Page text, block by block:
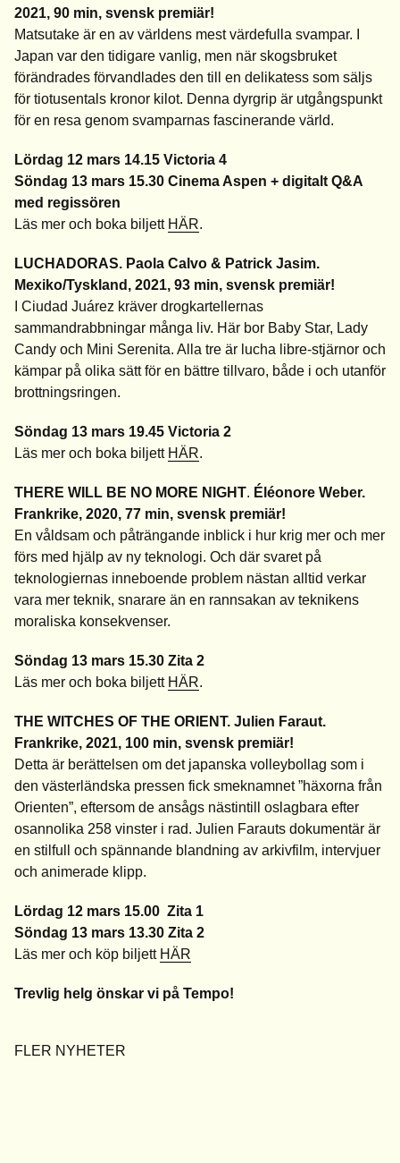
2021, 90 min, svensk premiär!
Matsutake är en av världens mest värdefulla svampar. I
Japan var den tidigare vanlig, men när skogsbruket
förändrades förvandlades den till en delikatess som säljs
för tiotusentals kronor kilot. Denna dyrgrip är utgångspunkt
för en resa genom svamparnas fascinerande värld.
Lördag 12 mars 14.15 Victoria 4
Söndag 13 mars 15.30 Cinema Aspen + digitalt Q&A
med regissören
Läs mer och boka biljett HÄR.
LUCHADORAS. Paola Calvo & Patrick Jasim.
Mexiko/Tyskland, 2021, 93 min, svensk premiär!
I Ciudad Juárez kräver drogkartellernas
sammandrabbningar många liv. Här bor Baby Star, Lady
Candy och Mini Serenita. Alla tre är lucha libre-stjärnor och
kämpar på olika sätt för en bättre tillvaro, både i och utanför
brottningsringen.
Söndag 13 mars 19.45 Victoria 2
Läs mer och boka biljett HÄR.
THERE WILL BE NO MORE NIGHT. Éléonore Weber.
Frankrike, 2020, 77 min, svensk premiär!
En våldsam och påträngande inblick i hur krig mer och mer
förs med hjälp av ny teknologi. Och där svaret på
teknologiernas inneboende problem nästan alltid verkar
vara mer teknik, snarare än en rannsakan av teknikens
moraliska konsekvenser.
Söndag 13 mars 15.30 Zita 2
Läs mer och boka biljett HÄR.
THE WITCHES OF THE ORIENT. Julien Faraut.
Frankrike, 2021, 100 min, svensk premiär!
Detta är berättelsen om det japanska volleybollag som i
den västerländska pressen fick smeknamnet ”häxorna från
Orienten”, eftersom de ansågs nästintill oslagbara efter
osannolika 258 vinster i rad. Julien Farauts dokumentär är
en stilfull och spännande blandning av arkivfilm, intervjuer
och animerade klipp.
Lördag 12 mars 15.00 Zita 1
Söndag 13 mars 13.30 Zita 2
Läs mer och köp biljett HÄR
Trevlig helg önskar vi på Tempo!
FLER NYHETER